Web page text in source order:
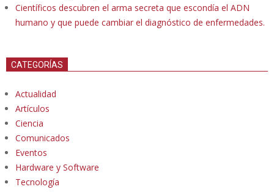
Científicos descubren el arma secreta que escondía el ADN
humano y que puede cambiar el diagnóstico de enfermedades.
CATEGORÍAS
Actualidad
Artículos
Ciencia
Comunicados
Eventos
Hardware y Software
Tecnología